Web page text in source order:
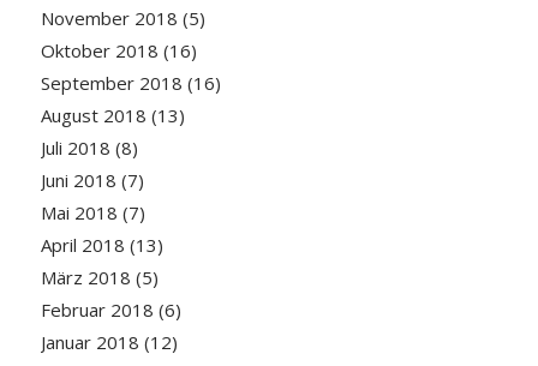
November 2018 (5)
Oktober 2018 (16)
September 2018 (16)
August 2018 (13)
Juli 2018 (8)
Juni 2018 (7)
Mai 2018 (7)
April 2018 (13)
März 2018 (5)
Februar 2018 (6)
Januar 2018 (12)